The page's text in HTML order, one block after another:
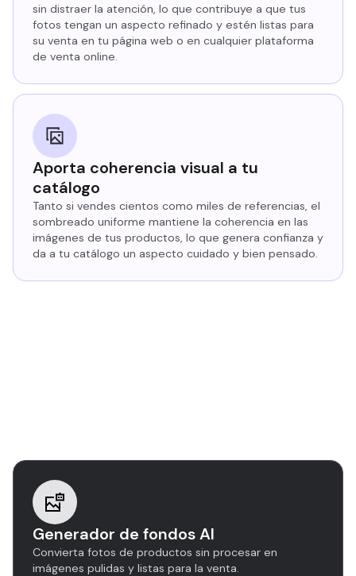
sin distraer la atención, lo que contribuye a que tus
fotos tengan un aspecto refinado y estén listas para
su venta en tu página web o en cualquier plataforma
de venta online.
Aporta coherencia visual a tu
catálogo
Tanto si vendes cientos como miles de referencias, el
sombreado uniforme mantiene la coherencia en las
imágenes de tus productos, lo que genera confianza y
da a tu catálogo un aspecto cuidado y bien pensado.
Generador de fondos AI
Convierta fotos de productos sin procesar en
imágenes pulidas y listas para la venta.